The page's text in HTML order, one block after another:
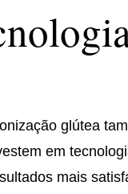
glútea
em
mais